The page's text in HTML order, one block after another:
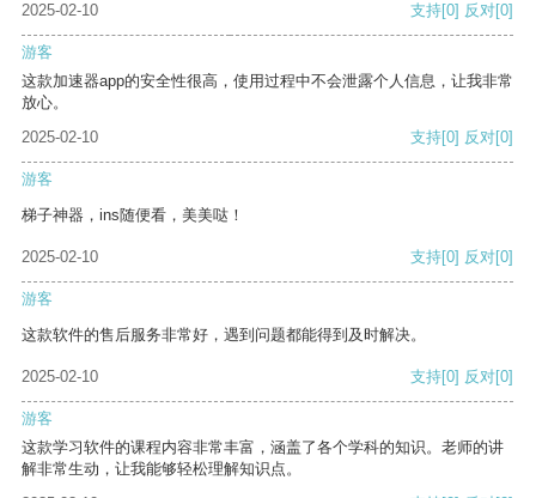
2025-02-10
支持[0] 反对[0]
游客
这款加速器app的安全性很高，使用过程中不会泄露个人信息，让我非常
放心。
2025-02-10
支持[0] 反对[0]
游客
梯子神器，ins随便看，美美哒！
2025-02-10 支持[0] 反对[0]
游客
这款软件的售后服务非常好，遇到问题都能得到及时解决。
2025-02-10 支持[0] 反对[0]
游客
这款学习软件的课程内容非常丰富，涵盖了各个学科的知识。老师的讲
解非常生动，让我能够轻松理解知识点。